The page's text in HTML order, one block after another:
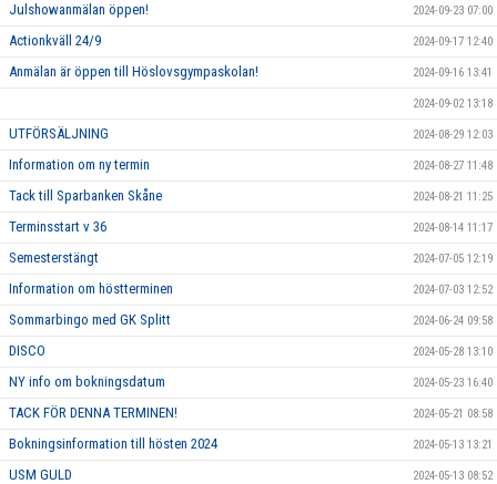
Julshowanmälan öppen! 2024-09-23 07:00
Actionkväll 24/9 2024-09-17 12:40
Anmälan är öppen till Höslovsgympaskolan! 2024-09-16 13:41
2024-09-02 13:18
UTFÖRSÄLJNING 2024-08-29 12:03
Information om ny termin 2024-08-27 11:48
Tack till Sparbanken Skåne 2024-08-21 11:25
Terminsstart v 36 2024-08-14 11:17
Semesterstängt 2024-07-05 12:19
Information om höstterminen 2024-07-03 12:52
Sommarbingo med GK Splitt 2024-06-24 09:58
DISCO 2024-05-28 13:10
NY info om bokningsdatum 2024-05-23 16:40
TACK FÖR DENNA TERMINEN! 2024-05-21 08:58
Bokningsinformation till hösten 2024 2024-05-13 13:21
USM GULD 2024-05-13 08:52